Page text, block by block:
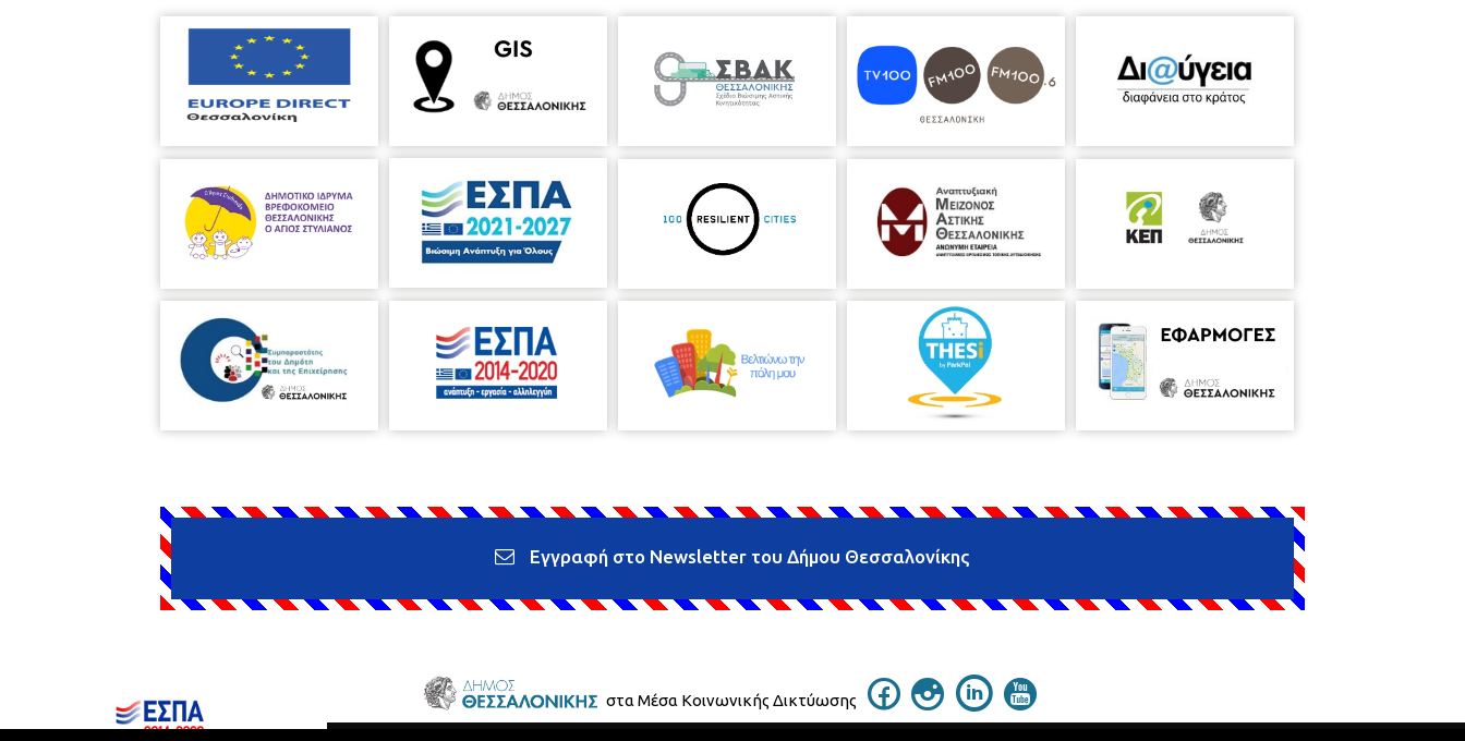
Εγγραφή στο Newsletter του Δήμου Θεσσαλονίκης
στα Μέσα Κοινωνικής Δικτύωσης